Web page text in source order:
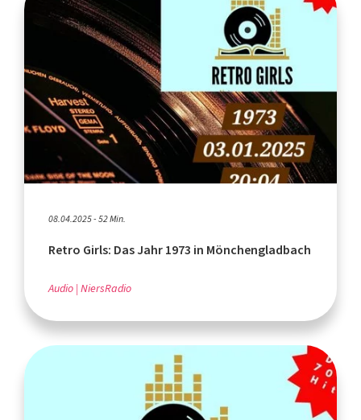
08.04.2025 - 52 Min.
Retro Girls: Das Jahr 1973 in Mönchengladbach
Audio NiersRadio